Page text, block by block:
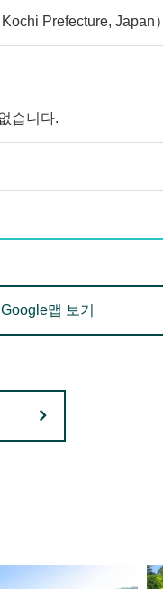
Prefecture, Japan）
습니다.
Google맵 보기